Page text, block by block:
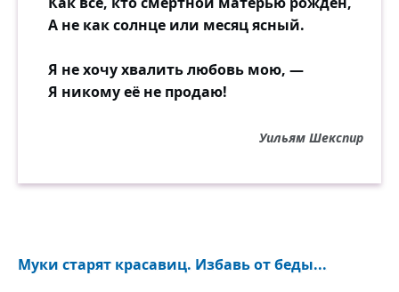
А не как солнце или месяц ясный.
Я не хочу хвалить любовь мою, —
Я никому её не продаю!
Уильям Шекспир
Муки старят красавиц. Избавь от беды...